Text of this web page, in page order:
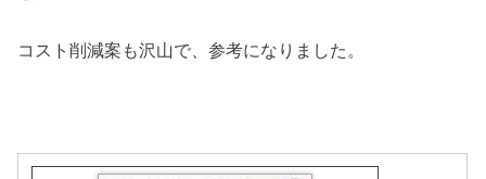
コスト削減案も沢山で、参考になりました。